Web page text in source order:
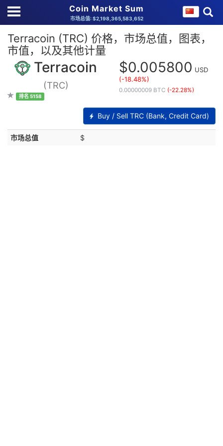
Coin Market Sum
市场总值: $2,198,365,583,652
Terracoin (TRC) 价格，市场总值，图表，
市值，以及其他计量
Terracoin
(TRC)
排名 5158
$0.005800 USD
(-18.48%)
0.00000009 BTC (-22.28%)
Buy / Sell TRC (Bank, Credit Card)
市场总值 $